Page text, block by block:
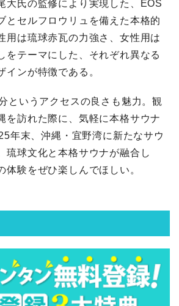
大氏の監修により実現した、EOS
とセルフロウリュを備えた本格的
用は琉球赤瓦の力強さ、女性用は
をテーマにした、それぞれ異なる
インが特徴である。
というアクセスの良さも魅力。観
を訪れた際に、気軽に本格サウナ
年末、沖縄・宜野湾に新たなサウ
琉球文化と本格サウナが融合し
体験をぜひ楽しんでほしい。